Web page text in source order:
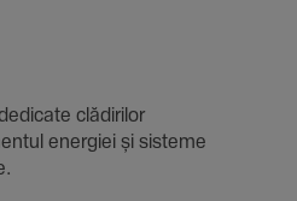
clădi­rilor
energiei și sisteme